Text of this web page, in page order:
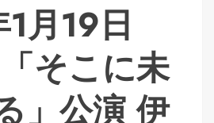
月19日
「そこに未
」公演 伊